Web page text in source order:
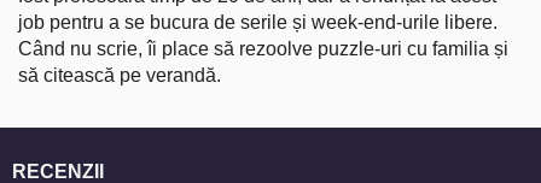
job pentru a se bucura de serile și week-end-urile libere.
Când nu scrie, îi place să rezoolve puzzle-uri cu familia și
să citească pe verandă.
RECENZII